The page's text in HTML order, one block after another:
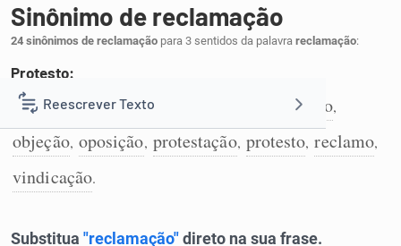
Reescrever Texto
Resumir Texto
Sinônimo de reclamação
24 sinônimos de reclamação para 3 sentidos da palavra reclamação:
Protesto:
1 reivindicação,contestação impugnação,
objeção, oposição, protestação, protesto, reclamo,
vindicação.